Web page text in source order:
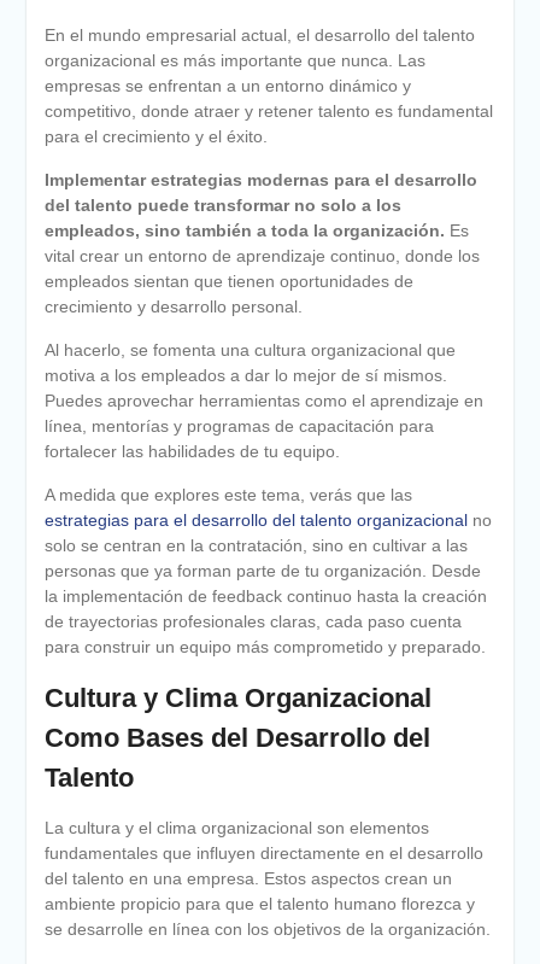
En el mundo empresarial actual, el desarrollo del talento
organizacional es más importante que nunca. Las
empresas se enfrentan a un entorno dinámico y
competitivo, donde atraer y retener talento es fundamental
para el crecimiento y el éxito.
Implementar estrategias modernas para el desarrollo
del talento puede transformar no solo a los
empleados, sino también a toda la organización. Es
vital crear un entorno de aprendizaje continuo, donde los
empleados sientan que tienen oportunidades de
crecimiento y desarrollo personal.
Al hacerlo, se fomenta una cultura organizacional que
motiva a los empleados a dar lo mejor de sí mismos.
Puedes aprovechar herramientas como el aprendizaje en
línea, mentorías y programas de capacitación para
fortalecer las habilidades de tu equipo.
A medida que explores este tema, verás que las
estrategias para el desarrollo del talento organizacionalno
solo se centran en la contratación, sino en cultivar a las
personas que ya forman parte de tu organización. Desde
la implementación de feedback continuo hasta la creación
de trayectorias profesionales claras, cada paso cuenta
para construir un equipo más comprometido y preparado.
Cultura y Clima Organizacional
Como Bases del Desarrollo del
Talento
La cultura y el clima organizacional son elementos
fundamentales que influyen directamente en el desarrollo
del talento en una empresa. Estos aspectos crean un
ambiente propicio para que el talento humano florezca y
se desarrolle en línea con los objetivos de la organización.